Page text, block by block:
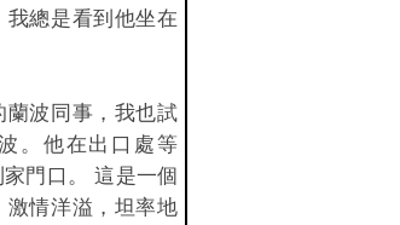
總是看到他坐在
波同事，我也試
。他在出口處等
門口。 這是一個
情洋溢，坦率地